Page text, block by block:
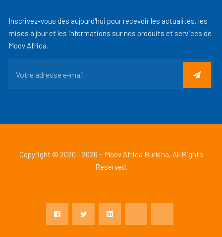
Inscrivez-vous dès aujourd'hui pour recevoir les actualités, les
mises à jour et les informations sur nos produits et services de
Moov Africa.
Copyright © 2020 - 2026 ~ Moov Africa Burkina, All Rights
Reserved.